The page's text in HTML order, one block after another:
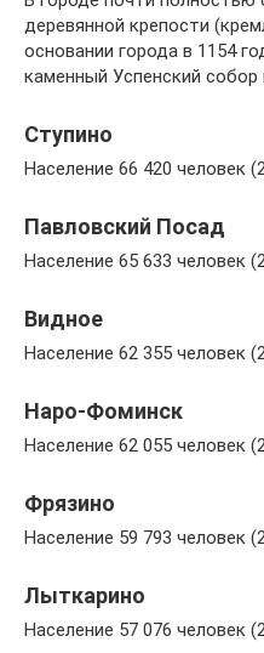
деревянной крепости
основании города в 1154
каменный Успенский собор
Ступино
Население 66 420 человек
Павловский Посад
Население 65 633 человек
Видное
Население 62 355 человек
Наро-Фоминск
Население 62 055 человек
Фрязино
Население 59 793 человек
Лыткарино
Население 57 076 человек